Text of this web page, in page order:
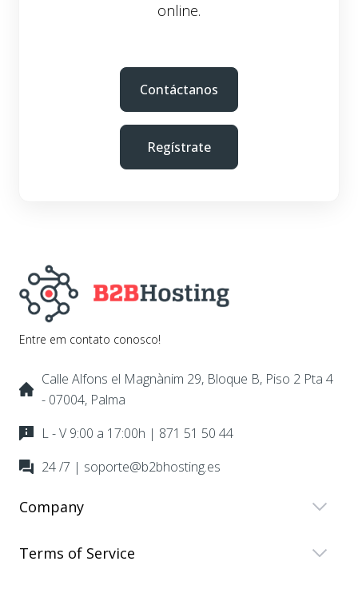
online.
Regístrate
Contáctanos
Entre em contato conosco!
Calle Alfons el Magnànim 29, Bloque B, Piso 2 Pta 4
- 07004, Palma
L - V 9:00 a 17:00h | 871 51 50 44
24 /7 | soporte@b2bhosting.es
Company
Terms of Service